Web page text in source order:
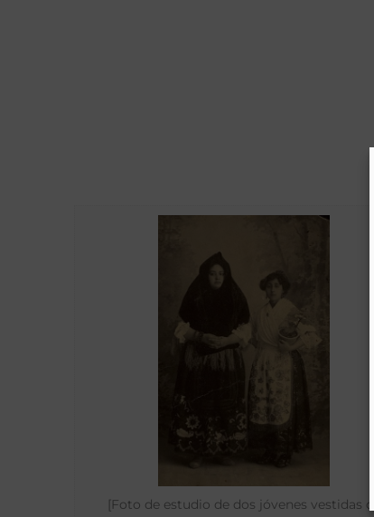
[Foto de estudio de dos jóvenes vestidas de